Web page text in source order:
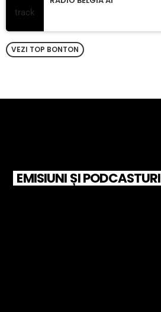
VEZI TOP BONTON
EMISIUNI ȘI PODCASTURI